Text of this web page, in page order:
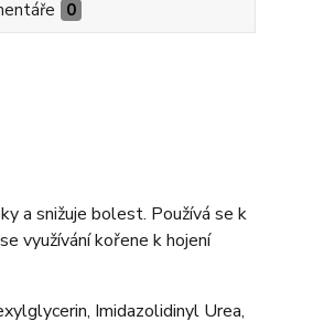
0
a snižuje bolest. Používá se k
využívání kořene k hojení
Imidazolidinyl Urea,